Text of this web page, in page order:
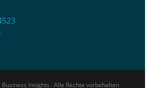
Insights . Alle Rechte vorbehalten